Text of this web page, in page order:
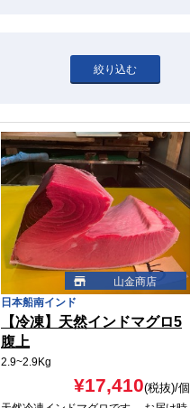
山金商店
日本船南インド
【冷凍】天然インドマグロ5
腹上
2.9~2.9Kg
¥17,410(税抜)/個